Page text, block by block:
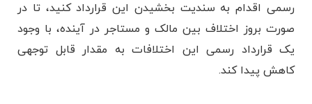
رسمی اقدام به سندیت بخشیدن این قرارداد کنید، تا در
صورت بروز اختلاف بین مالک و مستاجر در آینده، با وجود
یک قرارداد رسمی این اختلافات به مقدار قابل توجهی
کاهش پیدا کند.